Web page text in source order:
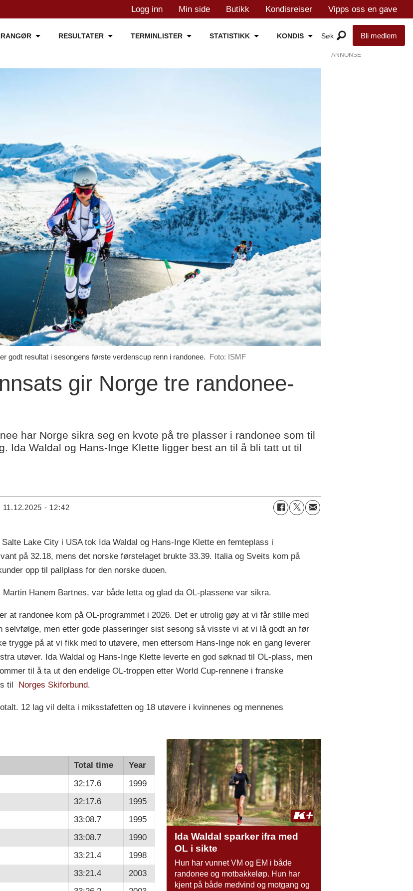
Logg inn Min side Butikk Kondisreiser Vipps oss en gave
RESULTATER TERMINLISTER STATISTIKK KONDIS Bli medlem
godt resultat i sesongens første verdenscup renn i randonee. Foto: ISMF
gir Norge tre randonee-
har Norge sikra seg en kvote på tre plasser i randonee som til
Ida Waldal og Hans-Inge Klette ligger best an til å bli tatt ut til
11.12.2025 - 12:42
Lake City i USA tok Ida Waldal og Hans-Inge Klette en femteplass i
på 32.18, mens det norske førstelaget brukte 33.39. Italia og Sveits kom på
opp til pallplass for den norske duoen.
Hanem Bartnes, var både letta og glad da OL-plassene var sikra.
at randonee kom på OL-programmet i 2026. Det er utrolig gøy at vi får stille med
selvfølge, men etter gode plasseringer sist sesong så visste vi at vi lå godt an før
trygge på at vi fikk med to utøvere, men ettersom Hans-Inge nok en gang leverer
utøver. Ida Waldal og Hans-Inge Klette leverte en god søknad til OL-plass, men
til å ta ut den endelige OL-troppen etter World Cup-rennene i franske
til Norges Skiforbund.
12 lag vil delta i miksstafetten og 18 utøvere i kvinnenes og mennenes
Total time
Year
32:17.6
1999
32:17.6
1995
33:08.7
1995
33:08.7
1990
33:21.4
1998
33:21.4
2003
Ida Waldal sparker ifra med
OL i sikte
Hun har vunnet VM og EM i både
randonee og motbakkeløp. Hun har
kjent på både medvind og motgang og
ANNONSE